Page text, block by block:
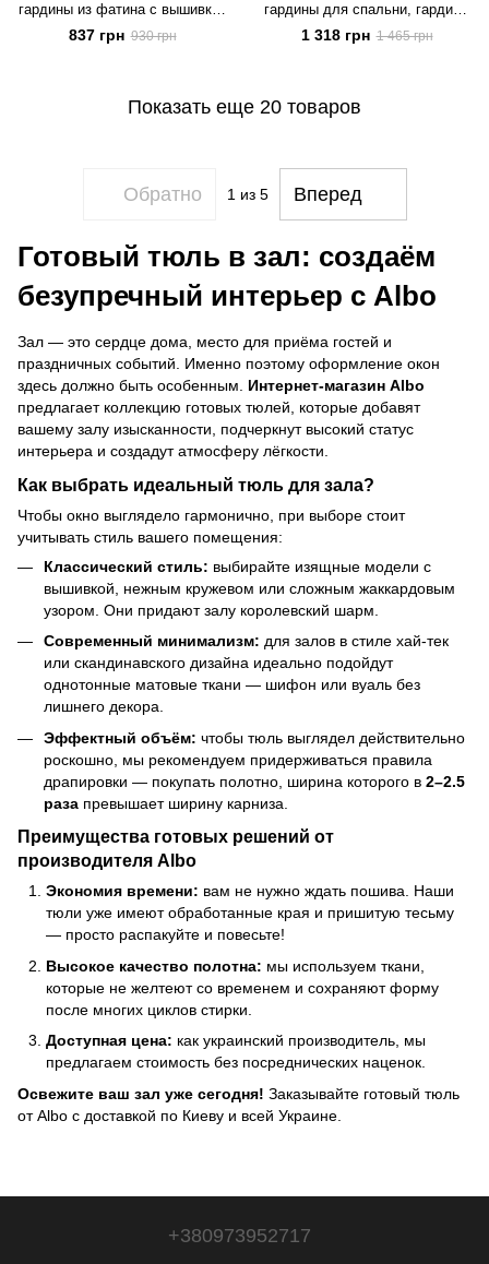
гардины из фатина с вышивкой
на тесьме, тюль в спальню
белый (T-310)
837 грн 930 грн
гардины для спальни, гардины
для зала Белый с бабочками
(T-BM-5)
1 318 грн 1 465 грн
Показать еще 20 товаров
Обратно 1 из 5 Вперед
Готовый тюль в зал: создаём
безупречный интерьер с Albo
Зал — это сердце дома, место для приёма гостей и
праздничных событий. Именно поэтому оформление окон
здесь должно быть особенным. Интернет-магазин Albo
предлагает коллекцию готовых тюлей, которые добавят
вашему залу изысканности, подчеркнут высокий статус
интерьера и создадут атмосферу лёгкости.
Как выбрать идеальный тюль для зала?
Чтобы окно выглядело гармонично, при выборе стоит
учитывать стиль вашего помещения:
Классический стиль: выбирайте изящные модели с
вышивкой, нежным кружевом или сложным жаккардовым
узором. Они придают залу королевский шарм.
Современный минимализм: для залов в стиле хай-тек
или скандинавского дизайна идеально подойдут
однотонные матовые ткани — шифон или вуаль без
лишнего декора.
Эффектный объём: чтобы тюль выглядел действительно
роскошно, мы рекомендуем придерживаться правила
драпировки — покупать полотно, ширина которого в 2–2.5
раза превышает ширину карниза.
Преимущества готовых решений от
производителя Albo
Экономия времени: вам не нужно ждать пошива. Наши
тюли уже имеют обработанные края и пришитую тесьму
— просто распакуйте и повесьте!
Высокое качество полотна: мы используем ткани,
которые не желтеют со временем и сохраняют форму
после многих циклов стирки.
Доступная цена: как украинский производитель, мы
предлагаем стоимость без посреднических наценок.
Освежите ваш зал уже сегодня! Заказывайте готовый тюль
от Albo с доставкой по Киеву и всей Украине.
+380973952717